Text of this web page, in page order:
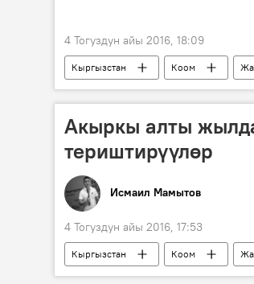
4 Тогуздун айы 2016, 18:09
Кыргызстан Коом
БУУ комитети Кыргызстанды Азимжан
Акыркы алты
териштирүүлөр
Исмаил Мамытов
4 Тогуздун айы 2016, 17:53
Кыргызстан Коом
териштирүү